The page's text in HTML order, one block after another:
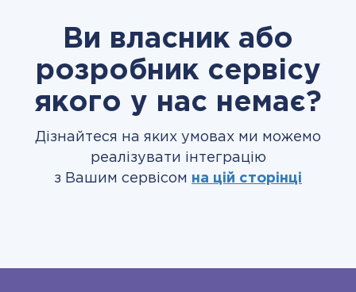
Ви власник або
розробник сервісу
якого у нас немає?
Дізнайтеся на яких умовах ми можемо
реалізувати інтеграцію
з Вашим сервісом на цій сторінці